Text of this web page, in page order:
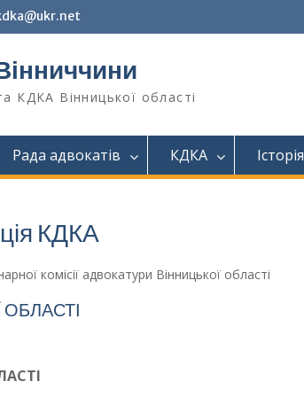
КДКА Вінницької області
Рада адвокатів КДКА Історія
КДКА
комісії адвокатури Вінницької області